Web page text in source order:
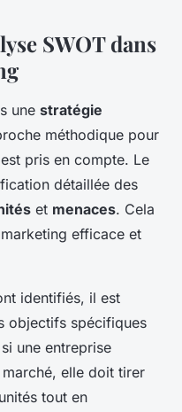
SWOT dans
une stratégie
méthodique pour
pris en compte. Le
détaillée des
et menaces. Cela
efficace et
identifiés, il est
objectifs spécifiques
une entreprise
elle doit tirer
tout en